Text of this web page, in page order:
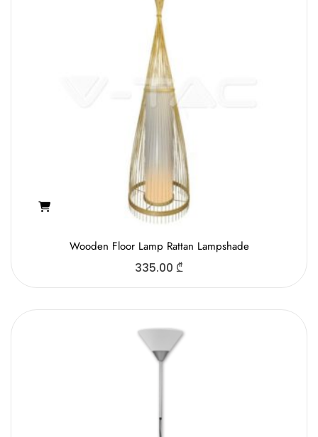
Wooden Floor Lamp Rattan Lampshade
335.00 ₾